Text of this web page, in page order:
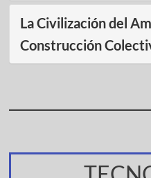
La Civilización del
Construcción